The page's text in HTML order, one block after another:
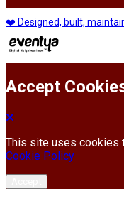
❤️ Designed, built,
Accept
This site uses cookies
Cookie Policy